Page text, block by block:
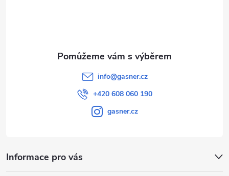
info@gasner.cz
+420 608 060 190
gasner.cz
Informace pro vás